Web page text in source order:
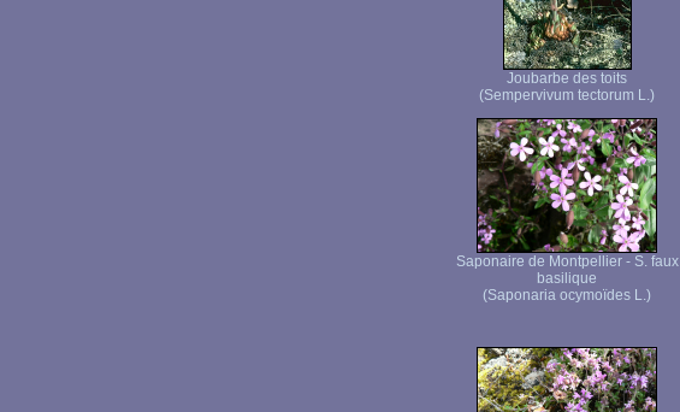
Joubarbe des toits
(Sempervivum tectorum L.)
Saponaire de Montpellier - S. faux
basilique
(Saponaria ocymoïdes L.)